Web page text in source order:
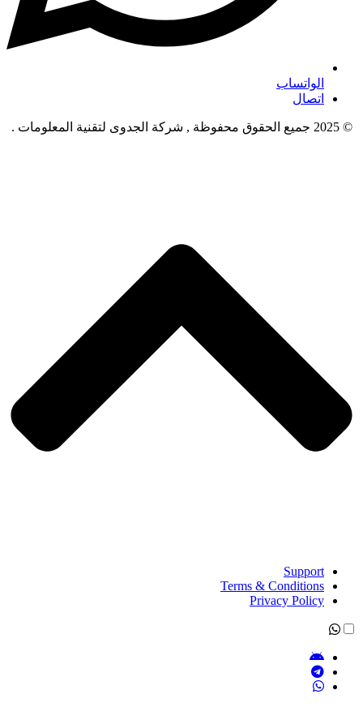
الواتساب
اتصال
© 2025 جميع الحقوق محفوظة , شركة الجدوى لتقنية المعلومات .
Support
Terms & Conditions
Privacy Policy